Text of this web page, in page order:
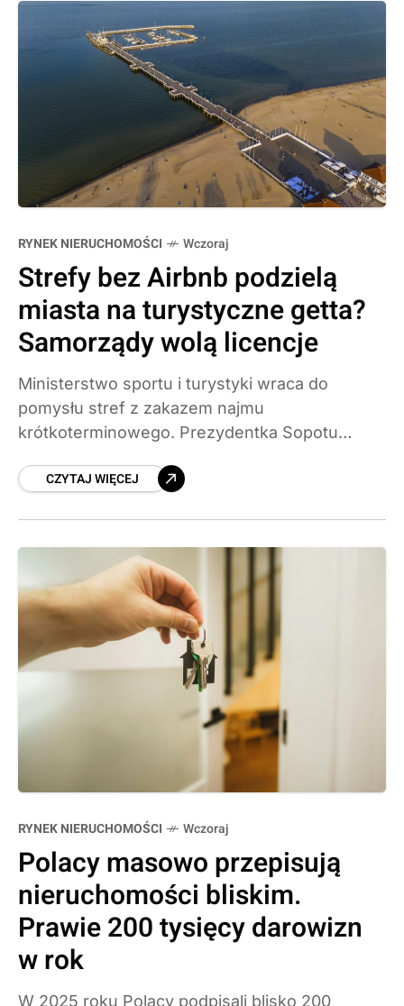
ustawy.
RYNEK NIERUCHOMOŚCI Wczoraj
Strefy bez Airbnb podzielą
miasta na turystyczne getta?
Samorządy wolą licencje
Ministerstwo sportu i turystyki wraca do
pomysłu stref z zakazem najmu
krótkoterminowego. Prezydentka Sopotu
dzielnice w turystyczne getta, i wskazuje na
wynajmie na doby.
CZYTAJ WIĘCEJ
RYNEK NIERUCHOMOŚCI Wczoraj
Polacy masowo przepisują
nieruchomości bliskim.
Prawie 200 tysięcy darowizn
w rok
W 2025 roku Polacy podpisali blisko 200